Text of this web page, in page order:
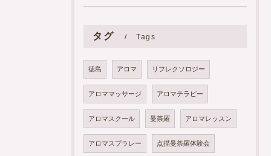
タグ Tags
徳島 アロマ リフレクソロジー
アロママッサージ アロマテラピー
アロマスクール 曼荼羅 アロマレッスン
アロマスプラレー 点描曼荼羅体験会